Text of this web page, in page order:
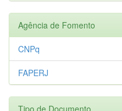
Agência de Fomento
CNPq
FAPERJ
Tipo de Documento